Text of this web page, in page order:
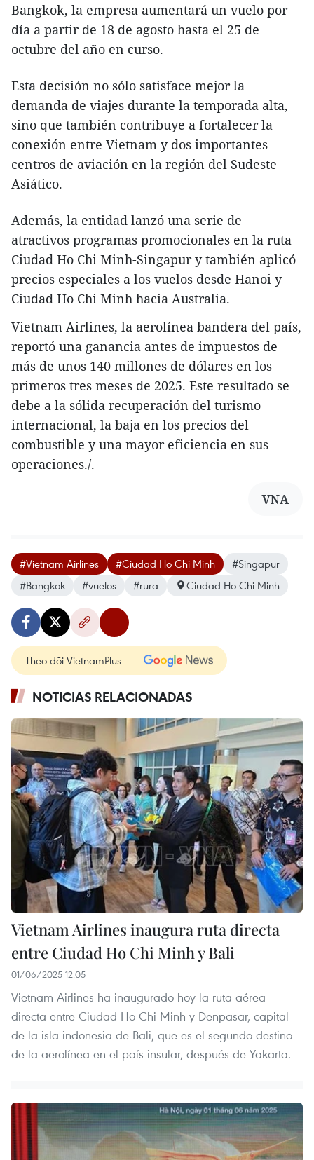
Bangkok, la empresa aumentará un vuelo por
día a partir de 18 de agosto hasta el 25 de
octubre del año en curso.
Esta decisión no sólo satisface mejor la
demanda de viajes durante la temporada alta,
sino que también contribuye a fortalecer la
conexión entre Vietnam y dos importantes
centros de aviación en la región del Sudeste
Asiático.
Además, la entidad lanzó una serie de
atractivos programas promocionales en la ruta
Ciudad Ho Chi Minh-Singapur y también aplicó
precios especiales a los vuelos desde Hanoi y
Ciudad Ho Chi Minh hacia Australia.
Vietnam Airlines, la aerolínea bandera del país,
reportó una ganancia antes de impuestos de
más de unos 140 millones de dólares en los
primeros tres meses de 2025. Este resultado se
debe a la sólida recuperación del turismo
internacional, la baja en los precios del
combustible y una mayor eficiencia en sus
operaciones./.
VNA
#Vietnam Airlines #Ciudad Ho Chi Minh
#Singapur
#Bangkok
#vuelos #rura Ciudad Ho Chi Minh
Theo dõi VietnamPlus
NOTICIAS RELACIONADAS
Vietnam Airlines inaugura ruta directa
entre Ciudad Ho Chi Minh y Bali
01/06/2025 12:05
Vietnam Airlines ha inaugurado hoy la ruta aérea
directa entre Ciudad Ho Chi Minh y Denpasar, capital
de la isla indonesia de Bali, que es el segundo destino
de la aerolínea en el país insular, después de Yakarta.